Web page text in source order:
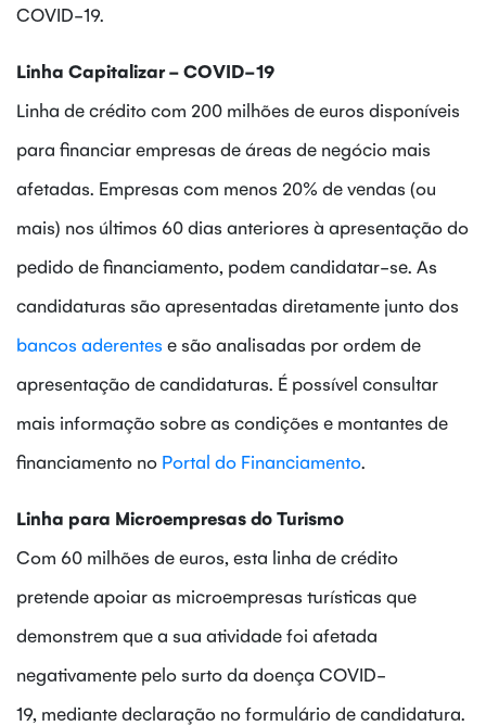
COVID-19.
Linha Capitalizar - COVID-19
Linha de crédito com 200 milhões de euros disponíveis
para financiar empresas de áreas de negócio mais
afetadas. Empresas com menos 20% de vendas (ou
mais) nos últimos 60 dias anteriores à apresentação do
pedido de financiamento, podem candidatar-se. As
candidaturas são apresentadas diretamente junto dos
bancos aderentes e são analisadas por ordem de
apresentação de candidaturas. É possível consultar
mais informação sobre as condições e montantes de
financiamento no Portal do Financiamento.
Linha para Microempresas do Turismo
Com 60 milhões de euros, esta linha de crédito
pretende apoiar as microempresas turísticas que
demonstrem que a sua atividade foi afetada
negativamente pelo surto da doença COVID-
19, mediante declaração no formulário de candidatura.